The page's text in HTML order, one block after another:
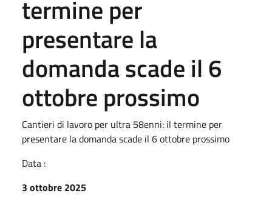
termine per
presentare la
domanda scade il 6
ottobre prossimo
Cantieri di lavoro per ultra 58enni: il termine per
presentare la domanda scade il 6 ottobre prossimo
Data :
3 ottobre 2025